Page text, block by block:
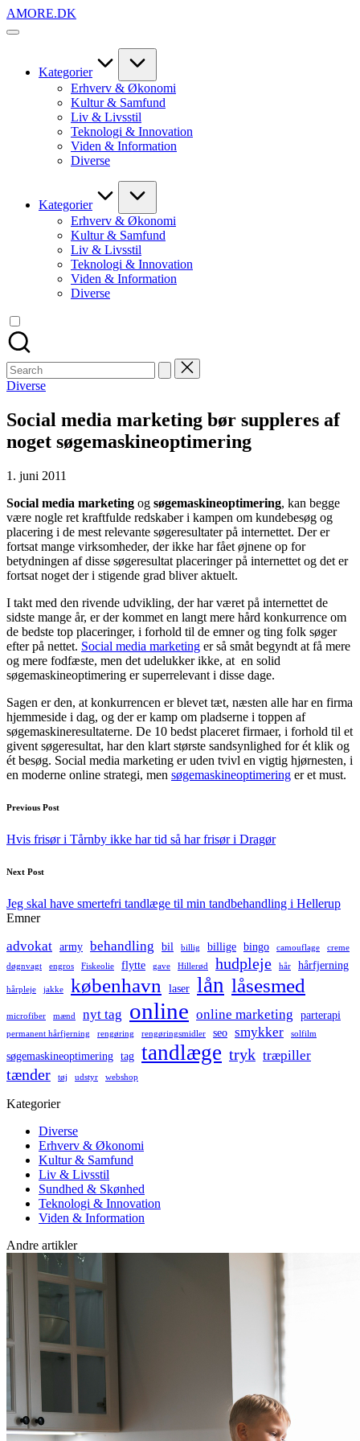
Skip
to
AMORE.DK
For
Kategorier
Erhverv & Økonomi
Kultur & Samfund
Liv & Livsstil
Teknologi & Innovation
Viden & Information
Diverse
Kategorier
Erhverv & Økonomi
Kultur & Samfund
Liv & Livsstil
Teknologi & Innovation
Viden & Information
Diverse
Search
for:
Posted
Diverse
Social media marketing bør suppleres af
noget søgemaskineoptimering
1. juni 2011
Social media marketing og søgemaskineoptimering, kan begge
være nogle ret kraftfulde redskaber i kampen om kundebesøg og
placering i de mest relevante søgeresultater på internettet. Der er
fortsat mange virksomheder, der ikke har fået øjnene op for
betydningen af disse søgeresultat placeringer på internettet og det er
fortsat noget der i stigende grad bliver aktuelt.
I takt med den rivende udvikling, der har været på internettet de
sidste mange år, er der kommet en langt mere hård konkurrence om
de bedste top placeringer, i forhold til de emner og ting folk søger
efter på nettet. Social media marketing er så småt begyndt at få mere
og mere fodfæste, men det udelukker ikke, at en solid
søgemaskineoptimering er superrelevant i disse dage.
Sagen er den, at konkurrencen er blevet tæt, næsten alle har en firma
hjemmeside i dag, og der er kamp om pladserne i toppen af
søgemaskineresultaterne. De 10 bedst placeret firmaer, i forhold til et
givent søgeresultat, har den klart største sandsynlighed for ét klik og
ét besøg. Social media marketing er uden tvivl en vigtig hjørnesten, i
en moderne online strategi, men søgemaskineoptimering er et must.
Post
navigation
Previous Post
Hvis frisør i Tårnby ikke har tid så har frisør i Dragør
Next Post
Jeg skal have smertefri tandlæge til min tandbehandling i Hellerup
Emner
advokat army behandling bil billig billige bingo camouflage creme
døgnvagt engros Fiskeolie flytte gave Hillerød hudpleje hår hårfjerning
hårpleje jakke københavn laser lån låsesmed
microfiber mænd nyt tag online online marketing parterapi
permanent hårfjerning rengøring rengøringsmidler seo smykker solfilm
søgemaskineoptimering tag tandlæge tryk træpiller
tænder tøj udstyr webshop
Kategorier
Diverse
Erhverv & Økonomi
Kultur & Samfund
Liv & Livsstil
Sundhed & Skønhed
Teknologi & Innovation
Viden & Information
Andre artikler